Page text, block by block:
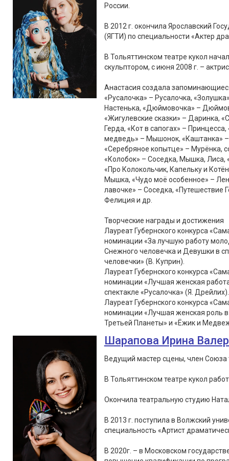
России.
В 2012 г. окончила Ярославский
(ЯГТИ) по специальности «Актер
В Тольяттинском театре кукол
скульптором, с июня 2008 г. –
Анастасия создала
«Русалочка» – Русалочка,
Настенька, «Дюймовочка» –
«Жигулевские сказки» – Даринка,
Герда, «Кот в сапогах» –
медведь» – Мышонок, «Каштанка»
«Серебряное копытце» – Мурёнка,
«Колобок» – Соседка, Мышка, Лиса,
«Про Колокольчик, Капельку и
Мышка, «Чудо моё особенное» –
лавочке» – Соседка, «Путешествие
Фелиция и др.
Творческие награды и достижения
Лауреат Губернского конкурса
номинации «За лучшую работу
Снежного человечка и Девушки в
человечки» (В. Куприн).
Лауреат Губернского конкурса
номинации «Лучшая женская
спектакле «Русалочка» (Я. Дрейлих).
Лауреат Губернского конкурса
номинации «Лучшая женская роль в
Третьей Планеты» и «Ёжик и
Шарапова Ирина
Ведущий мастер сцены, член Союза
В Тольяттинском театре кукол
Окончила театральную студию
В 2013 г. поступила в Волжский
специальность «Артист
В 2020г. – в Московском